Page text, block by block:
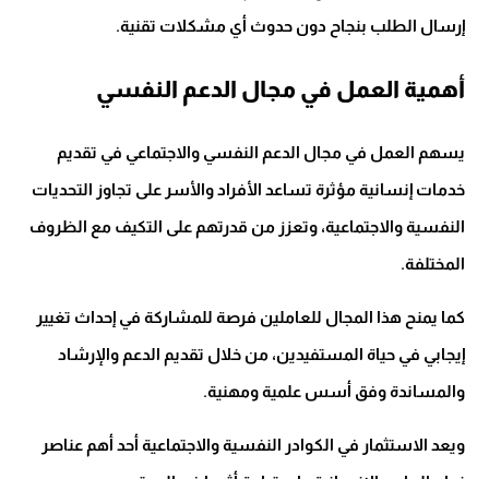
إرسال الطلب بنجاح دون حدوث أي مشكلات تقنية.
أهمية العمل في مجال الدعم النفسي
يسهم العمل في مجال الدعم النفسي والاجتماعي في تقديم
خدمات إنسانية مؤثرة تساعد الأفراد والأسر على تجاوز التحديات
النفسية والاجتماعية، وتعزز من قدرتهم على التكيف مع الظروف
المختلفة.
كما يمنح هذا المجال للعاملين فرصة للمشاركة في إحداث تغيير
إيجابي في حياة المستفيدين، من خلال تقديم الدعم والإرشاد
والمساندة وفق أسس علمية ومهنية.
ويعد الاستثمار في الكوادر النفسية والاجتماعية أحد أهم عناصر